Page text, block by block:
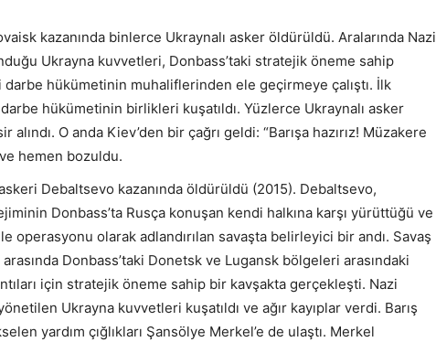
kazanında binlerce Ukraynalı asker öldürüldü. Aralarında Nazi
Ukrayna kuvvetleri, Donbass’taki stratejik öneme sahip
darbe hükümetinin muhaliflerinden ele geçirmeye çalıştı. İlk
darbe hükümetinin birlikleri kuşatıldı. Yüzlerce Ukraynalı asker
alındı. O anda Kiev’den bir çağrı geldi: “Barışa hazırız! Müzakere
hemen bozuldu.
Debaltsevo kazanında öldürüldü (2015). Debaltsevo,
Donbass’ta Rusça konuşan kendi halkına karşı yürüttüğü ve
operasyonu olarak adlandırılan savaşta belirleyici bir andı. Savaş
Donbass’taki Donetsk ve Lugansk bölgeleri arasındaki
için stratejik öneme sahip bir kavşakta gerçekleşti. Nazi
Ukrayna kuvvetleri kuşatıldı ve ağır kayıplar verdi. Barış
yardım çığlıkları Şansölye Merkel’e de ulaştı. Merkel